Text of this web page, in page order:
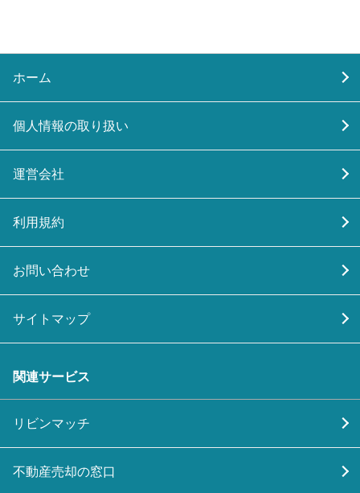
ホーム
個人情報の取り扱い
運営会社
利用規約
お問い合わせ
サイトマップ
関連サービス
リビンマッチ
不動産売却の窓口